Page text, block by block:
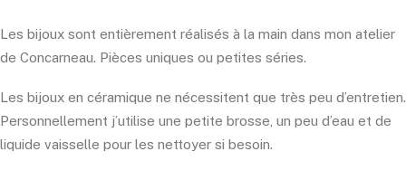
Les bijoux sont entièrement réalisés à la main dans mon atelier
de Concarneau. Pièces uniques ou petites séries.
Les bijoux en céramique ne nécessitent que très peu d’entretien.
Personnellement j’utilise une petite brosse, un peu d’eau et de
liquide vaisselle pour les nettoyer si besoin.